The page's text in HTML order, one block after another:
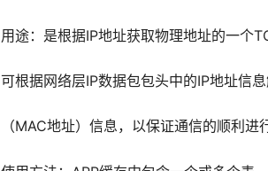
用途：是根据IP地址获取物理地址的一个
可根据网络层IP数据包包头中的IP地址信
（MAC地址）信息，以保证通信的顺利进